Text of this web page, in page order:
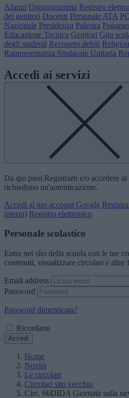
Alunni Organigramma Registro
dei genitori Docenti Personale ATA
Nazionale Presidenza Palestra
Educazione Tecnica Genitori Gita
degli studenti Recupero debiti
Rappresentanza Sindacale Unitaria
Accedi ai servizi
Da qui puoi Registrarti e/o accedere
richiedono un'autenticazione.
Accedi al tuo account Google
interni) Registro elettronico
Personale scolastico
Entra nel sito della scuola con le tue
contenuti, visualizzare circolari e altre
Email address
Password
Password dimenticata?
Ricordami
Accedi
Home
Novità
Le circolari
Circolari sito vecchio
Circ. 66DIDA Giornata sulla